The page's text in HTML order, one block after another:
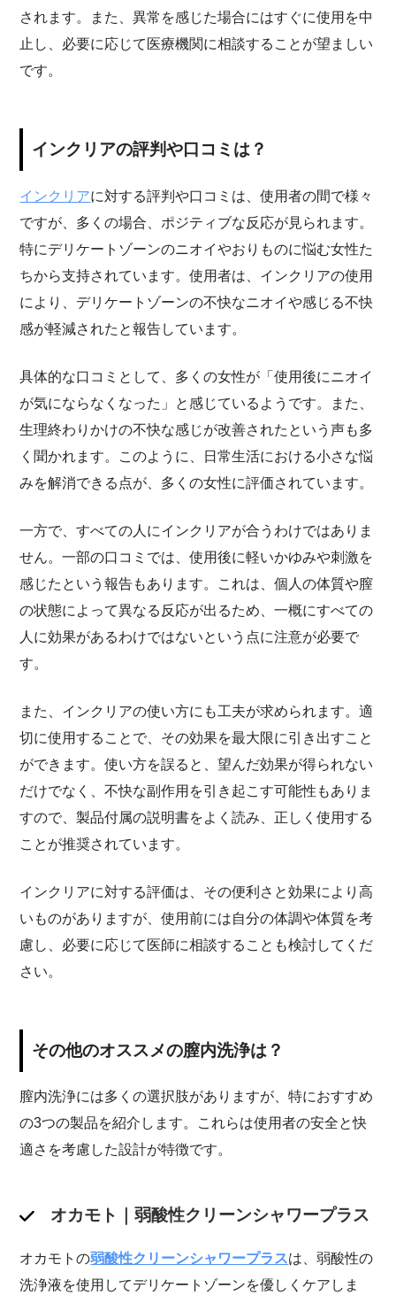
されます。また、異常を感じた場合にはすぐに使用を中
止し、必要に応じて医療機関に相談することが望ましい
です。
インクリアの評判や口コミは？
インクリアに対する評判や口コミは、使用者の間で様々
ですが、多くの場合、ポジティブな反応が見られます。
特にデリケートゾーンのニオイやおりものに悩む女性た
ちから支持されています。使用者は、インクリアの使用
により、デリケートゾーンの不快なニオイや感じる不快
感が軽減されたと報告しています。
具体的な口コミとして、多くの女性が「使用後にニオイ
が気にならなくなった」と感じているようです。また、
生理終わりかけの不快な感じが改善されたという声も多
く聞かれます。このように、日常生活における小さな悩
みを解消できる点が、多くの女性に評価されています。
一方で、すべての人にインクリアが合うわけではありま
せん。一部の口コミでは、使用後に軽いかゆみや刺激を
感じたという報告もあります。これは、個人の体質や膣
の状態によって異なる反応が出るため、一概にすべての
人に効果があるわけではないという点に注意が必要で
す。
また、インクリアの使い方にも工夫が求められます。適
切に使用することで、その効果を最大限に引き出すこと
ができます。使い方を誤ると、望んだ効果が得られない
だけでなく、不快な副作用を引き起こす可能性もありま
すので、製品付属の説明書をよく読み、正しく使用する
ことが推奨されています。
インクリアに対する評価は、その便利さと効果により高
いものがありますが、使用前には自分の体調や体質を考
慮し、必要に応じて医師に相談することも検討してくだ
さい。
その他のオススメの膣内洗浄は？
膣内洗浄には多くの選択肢がありますが、特におすすめ
の3つの製品を紹介します。これらは使用者の安全と快
適さを考慮した設計が特徴です。
オカモト｜弱酸性クリーンシャワープラス
オカモトの弱酸性クリーンシャワープラスは、弱酸性の
洗浄液を使用してデリケートゾーンを優しくケアしま